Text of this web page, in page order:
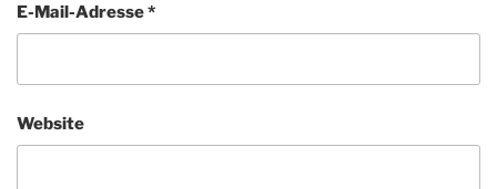
E-Mail-Adresse*
Website